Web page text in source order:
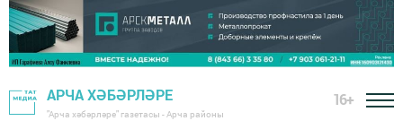
АРЧА ХӘБӘРЛӘРЕ
"Арча хәбәрләре" газетасы - Арча районы
16+